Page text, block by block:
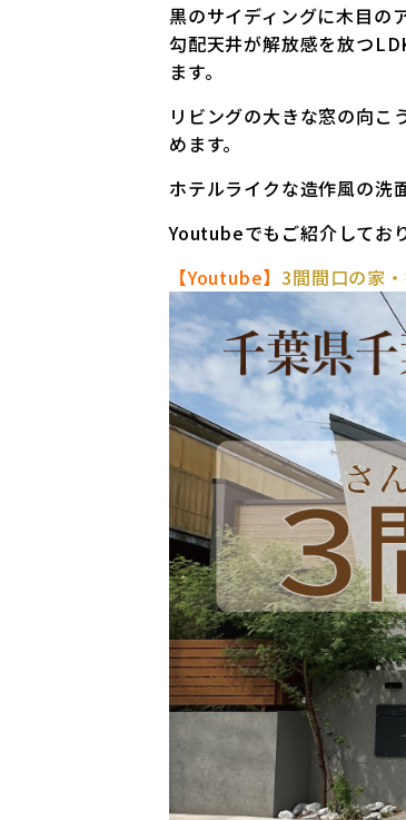
黒のサイディングに木目の
勾配天井が解放感を放つ
ます。
リビングの大きな窓の向こ
めます。
ホテルライクな造作風の洗
Youtubeでもご紹介してお
【Youtube】3間間口の家